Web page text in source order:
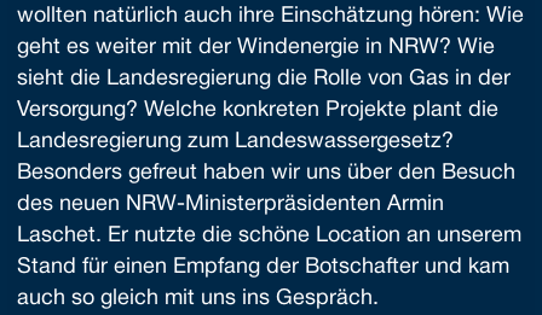
wollten natürlich auch ihre Einschätzung hören: Wie
geht es weiter mit der Windenergie in NRW? Wie
sieht die Landesregierung die Rolle von Gas in der
Versorgung? Welche konkreten Projekte plant die
Landesregierung zum Landeswassergesetz?
Besonders gefreut haben wir uns über den Besuch
des neuen NRW-Ministerpräsidenten Armin
Laschet. Er nutzte die schöne Location an unserem
Stand für einen Empfang der Botschafter und kam
auch so gleich mit uns ins Gespräch.